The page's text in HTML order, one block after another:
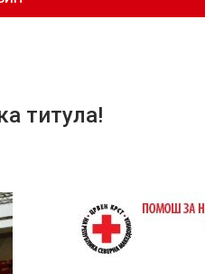
титула!